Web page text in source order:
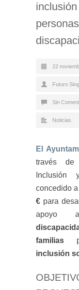
22
Futuro
Sin
Noticias
El
través
Inclusión
concedido
€ para
apoyo
familias
inclusión